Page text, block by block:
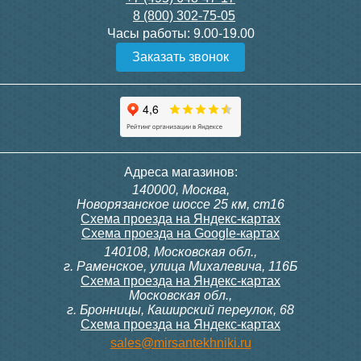
Конвектор ITT.080.200.1300
с решеткой GRILL.SGW-20-
Конвектор ITT.080.200.1000
с решеткой GRILL.SGW-20-
Конвектор ITT.080.200.1000
с решеткой GRILL.SGW-20-
Конвектор ITT.080.200.900 с
решеткой GRILL.SGA-20-
Подробнее Подробнее
300, 230В (врезной - квадр.
9 700
Siemens IRA 211
3 600
8 (800) 302-75-05
Часы работы: 9.00-19.00
Заказать звонок
Адреса магазинов:
140000, Москва,
Новорязанское шоссе 25 км, ст16
Схема проезда на Яндекс-картах
Схема проезда на Google-картах
140108, Московская обл.,
г. Раменское, улица Михалевича, 116Б
Схема проезда на Яндекс-картах
Московская обл.,
г. Бронницы, Каширский переулок, 68
Схема проезда на Яндекс-картах
sales@mirsantekhniki.ru